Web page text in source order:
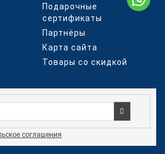
Подарочные
сертификаты
Партнёры
Карта сайта
Товары со скидкой
соглашения